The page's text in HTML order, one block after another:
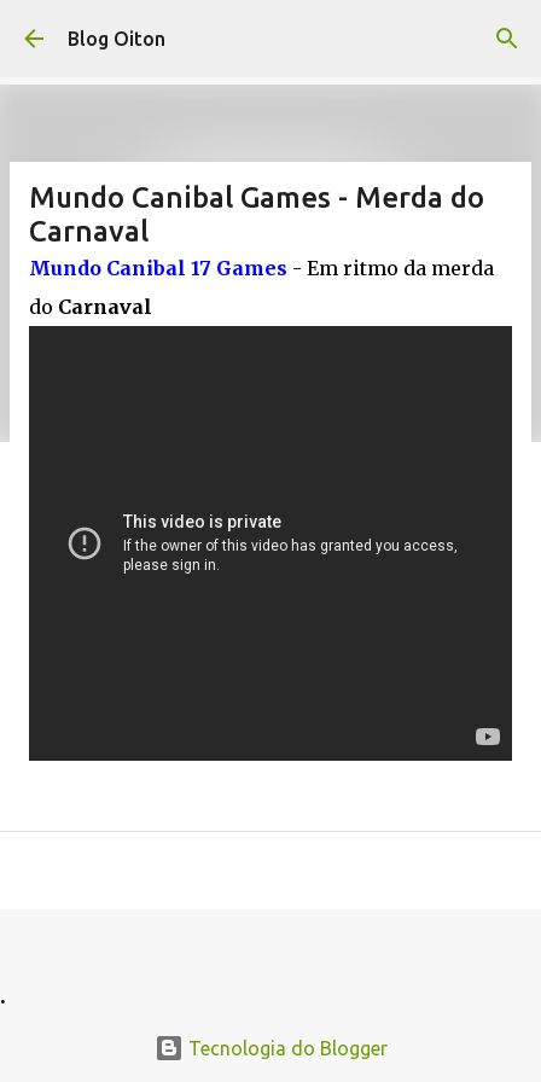
Pular para o conteúdo principal
Blog Oiton
Mundo Canibal Games - Merda do
Carnaval
Mundo Canibal 17 Games - Em ritmo da merda
do Carnaval
.
Tecnologia do Blogger